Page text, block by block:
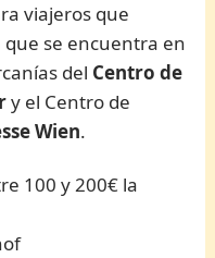
viajeros que
se encuentra en
del Centro de
y el Centro de
Wien.
100 y 200€ la